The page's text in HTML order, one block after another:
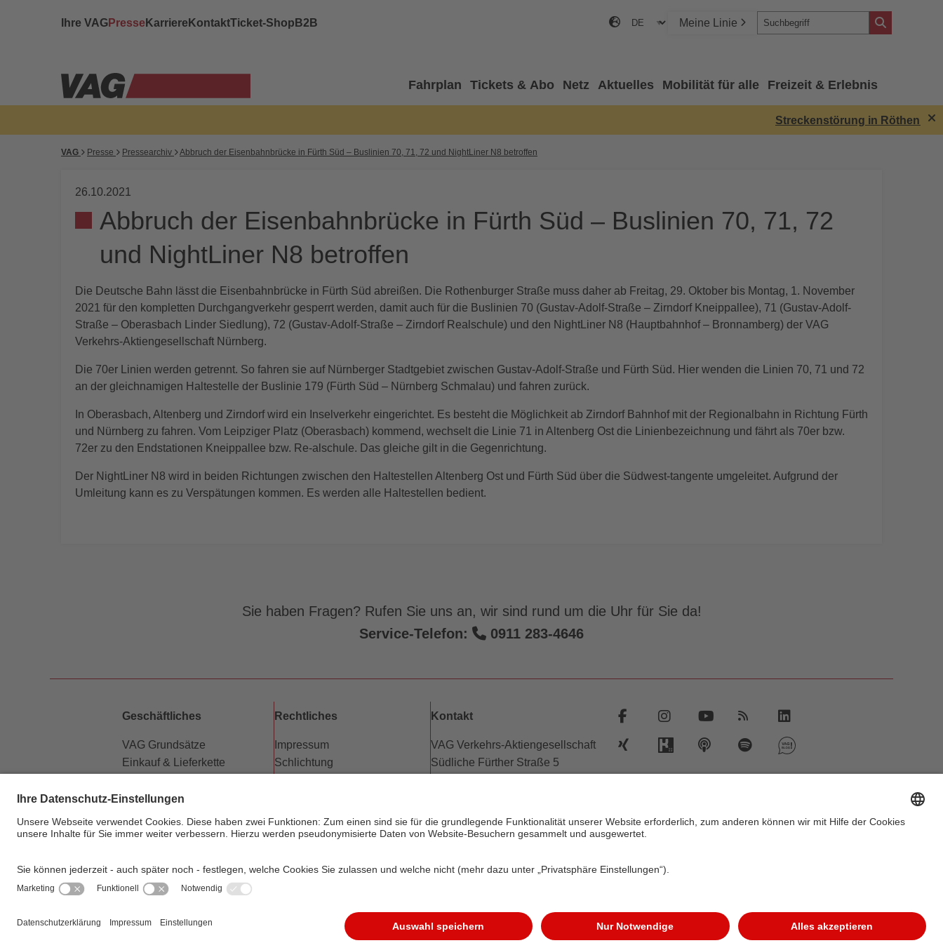
Ihre VAGPresse Karriere KontaktTicket-Shop B2B Meine Linie
Fahrplan Tickets & Abo Netz Aktuelles Mobilität für alle Freizeit & Erlebnis
Streckenstörung in
VAG Presse Pressearchiv Abbruch der Eisenbahnbrücke in Fürth Süd – Buslinien 70, 71, 72 und NightLiner N8 betroffen
26.10.2021
Abbruch der Eisenbahnbrücke in Fürth Süd – Buslinien 70, 71, 72
und NightLiner N8 betroffen
Die Deutsche Bahn lässt die Eisenbahnbrücke in Fürth Süd abreißen. Die Rothenburger Straße muss daher ab Freitag, 29. Oktober bis Montag, 1. November
2021 für den kompletten Durchgangverkehr gesperrt werden, damit auch für die Buslinien 70 (Gustav-Adolf-Straße – Zirndorf Kneippallee), 71 (Gustav-Adolf-
Straße – Oberasbach Linder Siedlung), 72 (Gustav-Adolf-Straße – Zirndorf Realschule) und den NightLiner N8 (Hauptbahnhof – Bronnamberg) der VAG
Verkehrs-Aktiengesellschaft Nürnberg.
Die 70er Linien werden getrennt. So fahren sie auf Nürnberger Stadtgebiet zwischen Gustav-Adolf-Straße und Fürth Süd. Hier wenden die Linien 70, 71 und 72
an der gleichnamigen Haltestelle der Buslinie 179 (Fürth Süd – Nürnberg Schmalau) und fahren zurück.
In Oberasbach, Altenberg und Zirndorf wird ein Inselverkehr eingerichtet. Es besteht die Möglichkeit ab Zirndorf Bahnhof mit der Regionalbahn in Richtung Fürth
und Nürnberg zu fahren. Vom Leipziger Platz (Oberasbach) kommend, wechselt die Linie 71 in Altenberg Ost die Linienbezeichnung und fährt als 70er bzw.
72er zu den Endstationen Kneippallee bzw. Re-alschule. Das gleiche gilt in die Gegenrichtung.
Der NightLiner N8 wird in beiden Richtungen zwischen den Haltestellen Altenberg Ost und Fürth Süd über die Südwest-tangente umgeleitet. Aufgrund der
Umleitung kann es zu Verspätungen kommen. Es werden alle Haltestellen bedient.
Sie haben Fragen? Rufen Sie uns an, wir sind rund um die Uhr für Sie da!
Service-Telefon:
0911 283-4646
Geschäftliches
VAG Grundsätze
Einkauf & Lieferkette
Vermietung Werbeflächen
Newsletter
Rechtliches
Impressum
Schlichtung
Fahrgastrechte
Sitemap
Kontakt
VAG Verkehrs-Aktiengesellschaft
Südliche Fürther Straße 5
Kontaktformulare
FAQ